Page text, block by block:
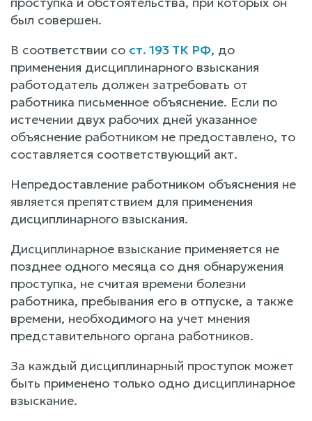
был совершен.
В соответствии со ст. 193 ТК РФ, до
применения дисциплинарного взыскания
работодатель должен затребовать от
работника письменное объяснение. Если по
истечении двух рабочих дней указанное
объяснение работником не предоставлено, то
составляется соответствующий акт.
Непредоставление работником объяснения не
является препятствием для применения
дисциплинарного взыскания.
Дисциплинарное взыскание применяется не
позднее одного месяца со дня обнаружения
проступка, не считая времени болезни
работника, пребывания его в отпуске, а также
времени, необходимого на учет мнения
представительного органа работников.
За каждый дисциплинарный проступок может
быть применено только одно дисциплинарное
взыскание.